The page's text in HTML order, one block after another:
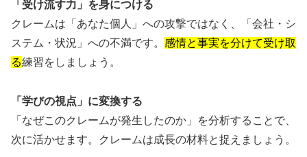
「受け流す力」を身につける
クレームは「あなた個人」への攻撃ではなく、「会社・シ
ステム・状況」への不満です。 感情と事実を分けて受け取
る練習をしましょう。
「学びの視点」に変換する
「なぜこのクレームが発生したのか」を分析することで、
次に活かせます。クレームは成長の材料と捉えましょう。